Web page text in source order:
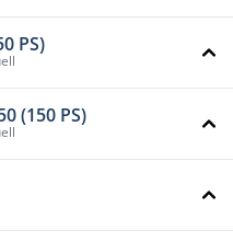
PS)
(150 PS)